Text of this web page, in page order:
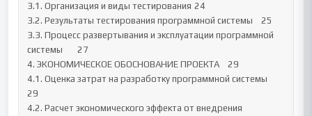
3.1. Организация и виды тестирования	24
3.2. Результаты тестирования программной системы	25
3.3. Процесс развертывания и эксплуатации программной
системы	27
4. ЭКОНОМИЧЕСКОЕ ОБОСНОВАНИЕ ПРОЕКТА	29
4.1. Оценка затрат на разработку программной системы
29
4.2. Расчет экономического эффекта от внедрения